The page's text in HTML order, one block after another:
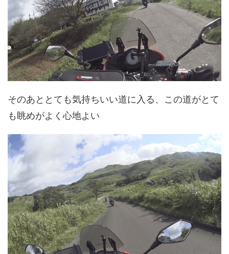
そのあととても気持ちいい道に入る、この道がとて
も眺めがよく心地よい